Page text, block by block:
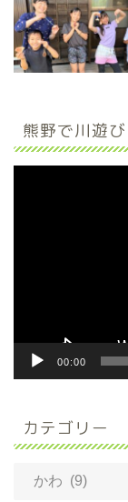
熊野で川遊び
00:00
カテゴリー